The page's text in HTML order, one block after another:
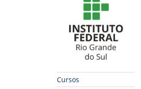
Cursos